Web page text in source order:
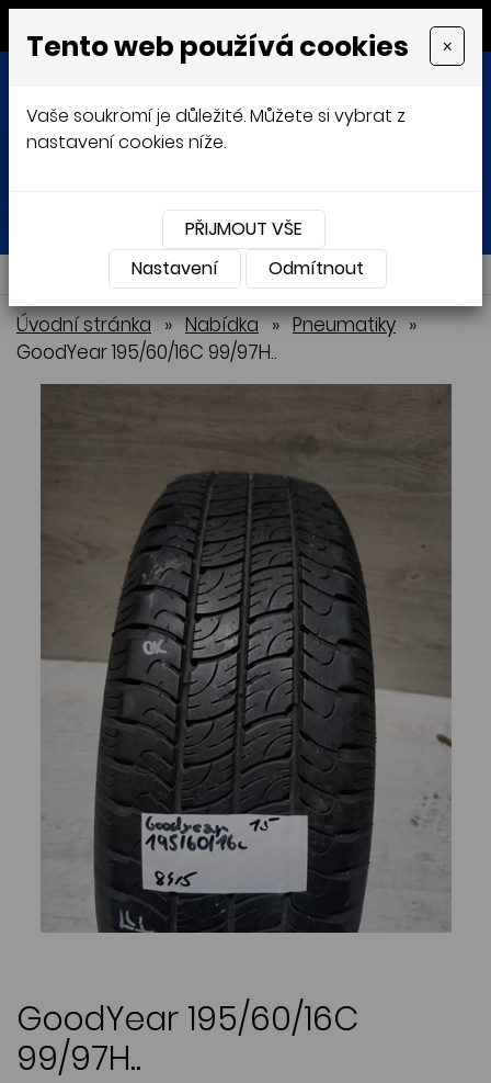
MENU
Přihlásit Košík
NABÍDKA
Úvodní stránka » Nabídka » Pneumatiky »
GoodYear 195/60/16C 99/97H..
GoodYear 195/60/16C
99/97H..
Tento web používá cookies ×
Vaše soukromí je důležité. Můžete si vybrat z
nastavení cookies níže.
PŘIJMOUT VŠE
Nastavení
Odmítnout